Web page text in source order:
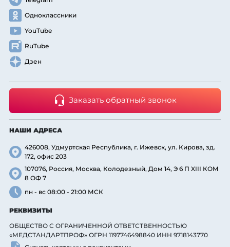
Одноклассники
YouTube
RuTube
Дзен
Заказать обратный звонок
НАШИ АДРЕСА
426008, Удмуртская Республика, г. Ижевск, ул. Кирова, зд.
172, офис 203
107076, Россия, Москва, Колодезный, Дом 14, Э 6 П XIII КОМ
8 ОФ 7
пн - вс 08:00 - 21:00 МСК
РЕКВИЗИТЫ
ОБЩЕСТВО С ОГРАНИЧЕННОЙ ОТВЕТСТВЕННОСТЬЮ
«МЕДСТАНДАРТПРОФ» ОГРН 1197746498840 ИНН 9718143770